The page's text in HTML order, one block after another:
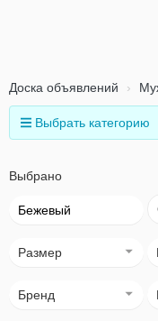
Доска объявлений
Выбрать категорию
Выбрано
Бежевый
Размер
Бренд